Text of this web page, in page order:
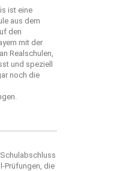
ist eine
aus dem
den
mit der
Realschulen,
und speziell
noch die
Prüfungen, die